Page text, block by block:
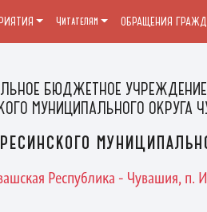
БЮДЖЕТНОЕ
МУНИЦИПАЛЬНОГО ОКРУГА
Республика - Чувашия, п.
Читателям ОБРАЩЕНИЯ